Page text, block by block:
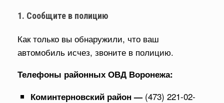
1. Сообщите в полицию
Как только вы обнаружили, что ваш
автомобиль исчез, звоните в полицию.
Телефоны районных ОВД Воронежа:
Коминтерновский район —(473) 221-02-